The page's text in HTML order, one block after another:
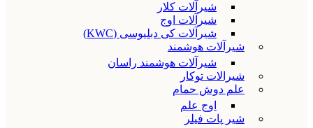
شیرآلات کلار
شیرآلات اوج
شیرآلات کی دبلیوسی (KWC)
شیرآلات هوشمند
شیرآلات هوشمند راسان
شیرالات توکار
علم دوش حمام
اوج علم
شیر پات فیلر